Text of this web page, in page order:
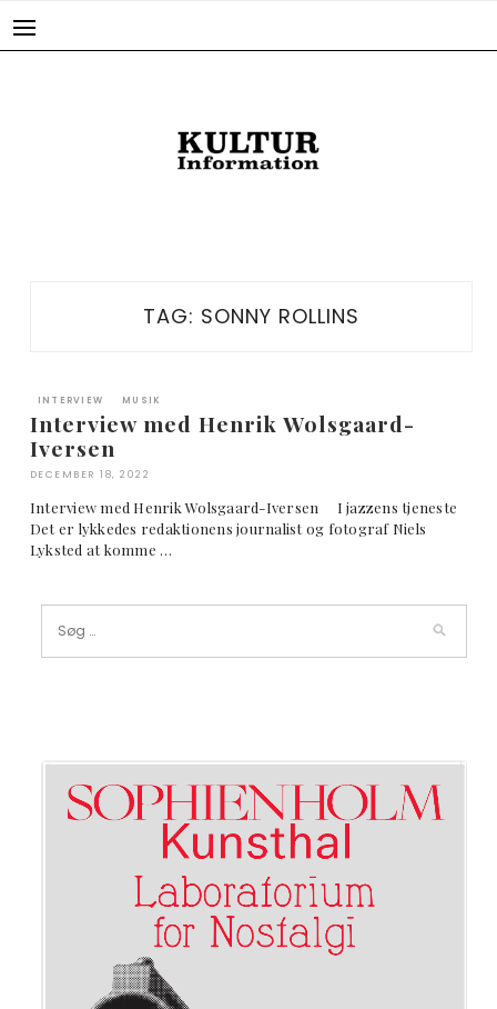
TAG: SONNY ROLLINS
INTERVIEW MUSIK
Interview med Henrik Wolsgaard-
Iversen
DECEMBER 18, 2022
Interview med Henrik Wolsgaard-Iversen I jazzens tjeneste
Det er lykkedes redaktionens journalist og fotograf Niels
Lyksted at komme …